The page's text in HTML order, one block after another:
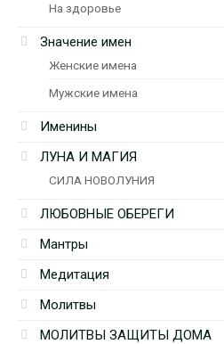
На здоровье
Значение имен
Женские имена
Мужские имена
Именины
ЛУНА И МАГИЯ
СИЛА НОВОЛУНИЯ
ЛЮБОВНЫЕ ОБЕРЕГИ
Мантры
Медитация
Молитвы
МОЛИТВЫ ЗАЩИТЫ ДОМА